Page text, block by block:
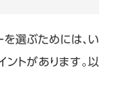
を選ぶためには、い
トがあります。以